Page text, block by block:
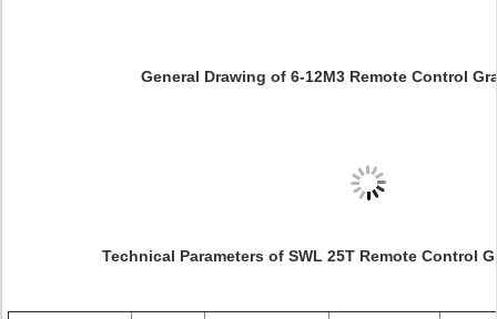
General Drawing of 6-12M3 Remote Control
Technical Parameters of SWL 25T Remote Control